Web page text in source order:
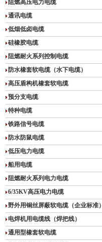
阻燃高压电力电缆
通讯电缆
低烟低卤电缆
硅橡胶电缆
阻燃耐火系列控制电缆
防水橡套软电缆（水下电缆）
高压盾构机橡套软电缆
预分支电缆
特种电缆
铁路信号电缆
防水防鼠电缆
低压电力电缆
船用电缆
阻燃耐火系列电力电缆
6/35KV高压电力电缆
野外用铜丝屏蔽软电缆（企业标准）
电焊机用电缆线（焊把线）
通用型橡套软电缆